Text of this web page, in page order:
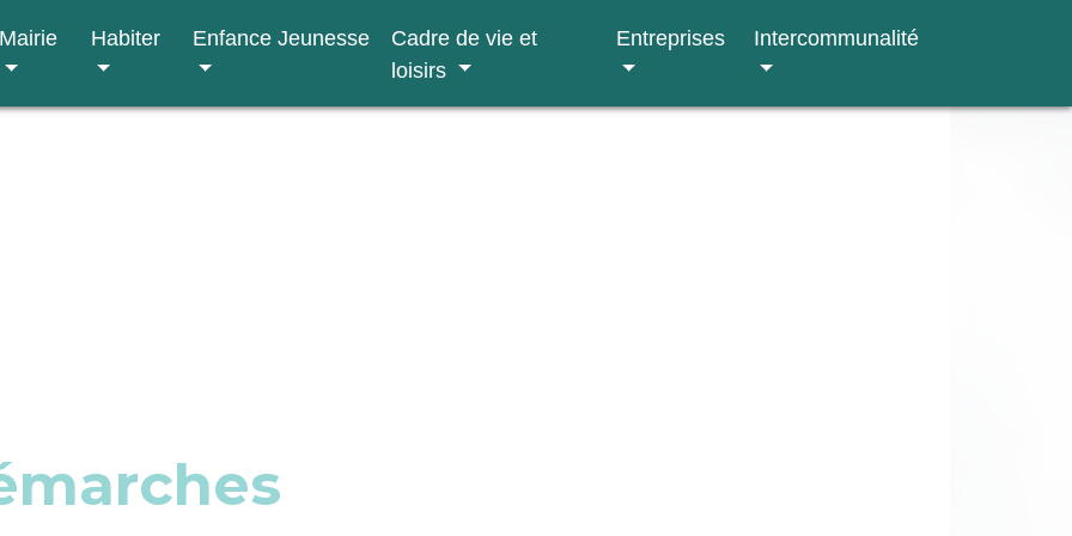
Mairie Habiter Enfance Jeunesse
Cadre de vie et
loisirs
Entreprises Intercommunalité